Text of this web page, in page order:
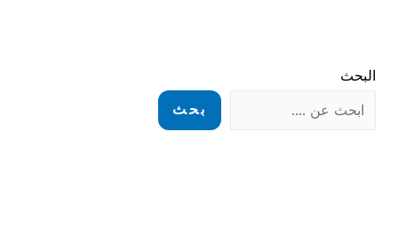
البحث
بحث
اماكن
سياحية